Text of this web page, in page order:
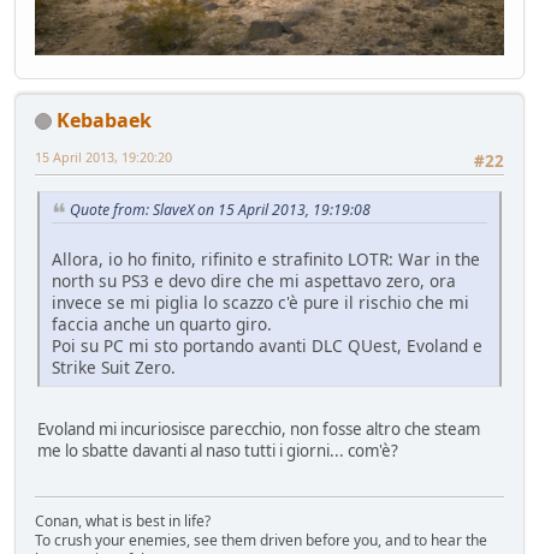
Kebabaek
#22
15 April 2013, 19:20:20
Quote from: SlaveX on 15 April 2013, 19:19:08
Allora, io ho finito, rifinito e strafinito LOTR: War in the
north su PS3 e devo dire che mi aspettavo zero, ora
invece se mi piglia lo scazzo c'è pure il rischio che mi
faccia anche un quarto giro.
Poi su PC mi sto portando avanti DLC QUest, Evoland e
Strike Suit Zero.
Evoland mi incuriosisce parecchio, non fosse altro che steam
me lo sbatte davanti al naso tutti i giorni... com'è?
Conan, what is best in life?
To crush your enemies, see them driven before you, and to hear the